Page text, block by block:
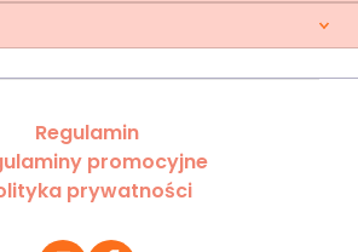
Regulamin
promocyjne
prywatności